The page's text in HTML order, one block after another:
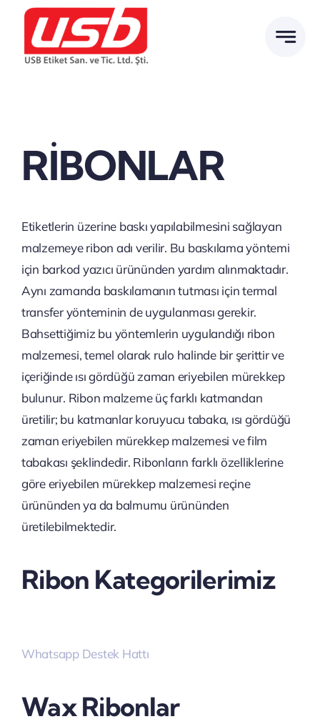
İçeriğe
RİBONLAR
Etiketlerin üzerine baskı yapılabilmesini sağlayan
malzemeye ribon adı verilir. Bu baskılama yöntemi
için barkod yazıcı ürününden yardım alınmaktadır.
Aynı zamanda baskılamanın tutması için termal
transfer yönteminin de uygulanması gerekir.
Bahsettiğimiz bu yöntemlerin uygulandığı ribon
malzemesi, temel olarak rulo halinde bir şerittir ve
içeriğinde ısı gördüğü zaman eriyebilen mürekkep
bulunur. Ribon malzeme üç farklı katmandan
üretilir; bu katmanlar koruyucu tabaka, ısı gördüğü
zaman eriyebilen mürekkep malzemesi ve film
tabakası şeklindedir. Ribonların farklı özelliklerine
göre eriyebilen mürekkep malzemesi reçine
ürününden ya da balmumu ürününden
üretilebilmektedir.
Ribon Kategorilerimiz
Whatsapp Destek Hattı
Wax Ribonlar